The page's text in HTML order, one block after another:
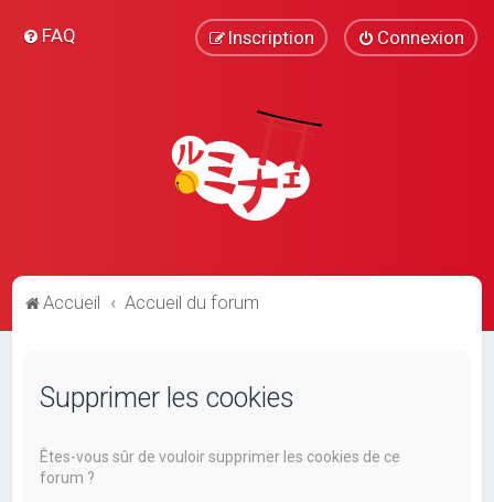
FAQ Connexion
Inscription
Accueil Accueil du forum
Supprimer les cookies
Êtes-vous sûr de vouloir supprimer les cookies de ce
forum ?